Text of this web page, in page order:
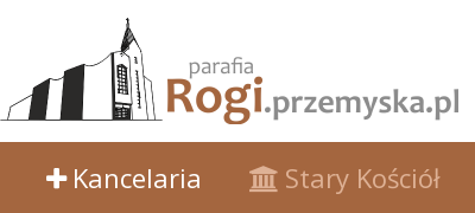
Kancelaria Stary Kościół